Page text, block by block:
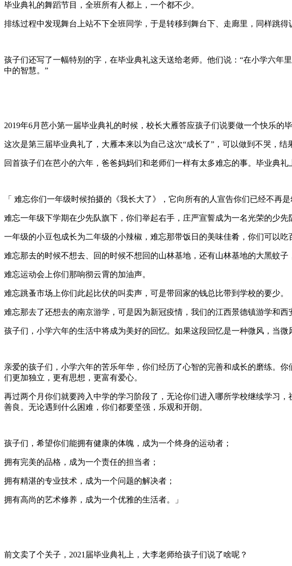
毕业典礼的舞蹈节目，全班所有人都上，一个都不少。
排练过程中发现舞台上站不下全班同学，于是转移到舞台下、走廊里，同样跳
孩子们还写了一幅特别的字，在毕业典礼这天送给老师。他们说：“在小学六
中的智慧。”
2019年6月芭小第一届毕业典礼的时候，校长大雁答应孩子们说要做一个快乐的
这次是第三届毕业典礼了，大雁本来以为自己这次“成长了”，可以做到不哭，
回首孩子们在芭小的六年，爸爸妈妈们和老师们一样有太多难忘的事。毕业典
「 难忘你们一年级时候拍摄的《我长大了》，它向所有的人宣告你们已经不再是
难忘一年级下学期在少先队旗下，你们举起右手，庄严宣誓成为一名光荣的少先
一年级的小豆包成长为二年级的小辣椒，难忘那带饭日的美味佳肴，你们可以吃
难忘那去的时候不想去、回的时候不想回的山林基地，还有山林基地的大黑蚊子
难忘运动会上你们那响彻云霄的加油声。
难忘跳蚤市场上你们此起比伏的叫卖声，可是带回家的钱总比带到学校的要少。
难忘那去了还想去的南京游学，可是因为新冠疫情，我们的江西景德镇游学和西
孩子们，小学六年的生活中将成为美好的回忆。如果这段回忆是一种微风，当
亲爱的孩子们，小学六年的苦乐年华，你们经历了心智的完善和成长的磨练。
们更加独立，更有思想，更富有爱心。
再过两个月你们就要跨入中学的学习阶段了，无论你们进入哪所学校继续学习
善良。无论遇到什么困难，你们都要坚强，乐观和开朗。
孩子们，希望你们能拥有健康的体魄，成为一个终身的运动者；
拥有完美的品格，成为一个责任的担当者；
拥有精湛的专业技术，成为一个问题的解决者；
拥有高尚的艺术修养，成为一个优雅的生活者。」
前文卖了个关子，2021届毕业典礼上，大李老师给孩子们说了啥呢？